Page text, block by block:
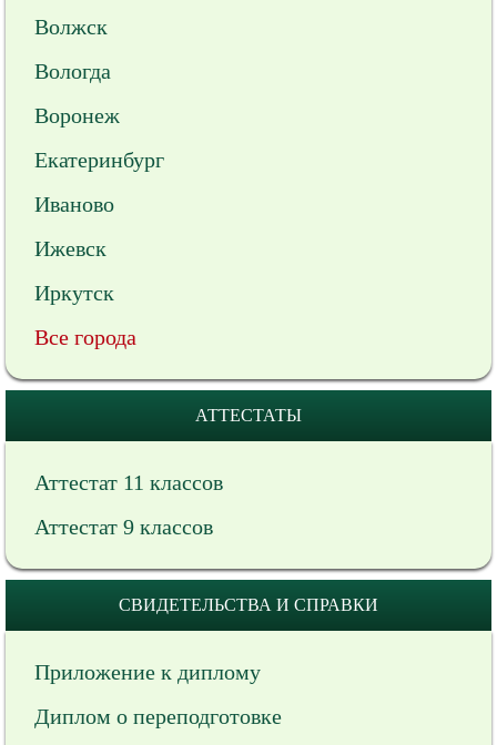
Волжск
Вологда
Воронеж
Екатеринбург
Иваново
Ижевск
Иркутск
Все города
АТТЕСТАТЫ
Аттестат 11 классов
Аттестат 9 классов
СВИДЕТЕЛЬСТВА И СПРАВКИ
Приложение к диплому
Диплом о переподготовке